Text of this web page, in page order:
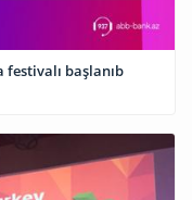
festivalı başlanıb